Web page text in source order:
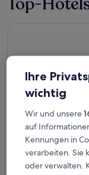
Atlas Guercif
out10 (4
Ihre
wichtig
Wir und unsere
auf
Kennungen in
verarbeiten. Sie
oder verwalten.